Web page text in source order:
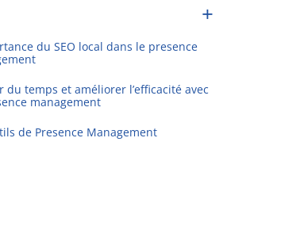
du SEO local dans le presence
du temps et améliorer l’efficacité avec
management
de Presence Management